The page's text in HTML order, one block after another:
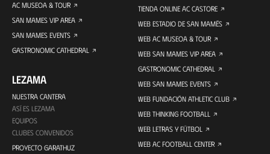
AC MUSEOA & TOUR
SAN MAMES VIP AREA
SAN MAMES EVENTS
GASTRONOMIC CATHEDRAL
LEZAMA
NUESTRA CANTERA
ASÍ ES LEZAMA
EQUIPOS
CLUBES CONVENIDOS
PROYECTO GARATHUZ
TIENDA ONLINE AC CASTORE
WEB ESTADIO DE SAN MAMÉS
WEB AC MUSEOA & TOUR
WEB SAN MAMES VIP AREA
GASTRONOMIC CATHEDRAL
WEB SAN MAMES EVENTS
WEB FUNDACIÓN ATHLETIC CLUB
WEB THINKING FOOTBALL
WEB LETRAS Y FÚTBOL
WEB AC FOOTBALL CENTER